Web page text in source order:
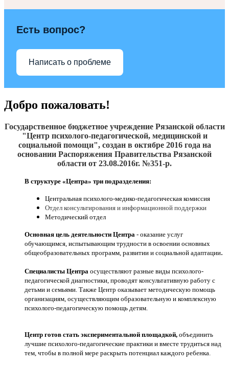
Есть вопрос?
Написать о проблеме
Добро пожаловать!
Государственное бюджетное учреждение Рязанской области
"Центр психолого-педагогической, медицинской и
социальной помощи", создан в октябре 2016года на
основании Распоряжения Правительства Рязанской
области от 23.08.2016г. №351-р.
В структуре «Центра» три подразделения:
Центральная психолого-медико-педагогическая комиссия
Отдел консультирования и информационной поддержки
Методический отдел
Основная цель деятельности Центра - оказание услуг
обучающимся, испытывающим трудности в освоении основных
общеобразовательных программ, развитии и социальной адаптации.
Специалисты Центра осуществляют разные виды психолого-
педагогической диагностики, проводят консультативную работу с
детьми и семьями. Также Центр оказывает методическую помощь
организациям, осуществляющим образовательную и комплексную
психолого-педагогическую помощь детям.
Центр готов стать экспериментальной площадкой, объединить
лучшие психолого-педагогические практики и вместе трудиться над
тем, чтобы в полной мере раскрыть потенциал каждого ребенка.